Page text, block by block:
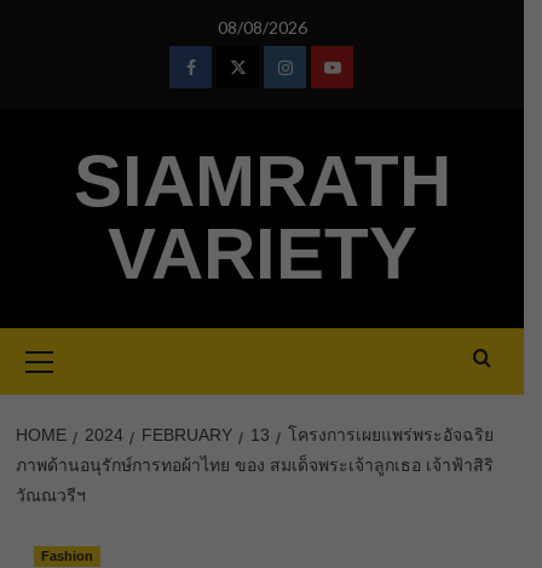
08/08/2026
FacebookTwitterInstagramYoutube
SIAMRATH
VARIETY
Menu
HOME 2024 FEBRUARY 13
โครงการเผยแพร่พระอัจฉริย
ภาพด้านอนุรักษ์การทอผ้าไทย ของ สมเด็จพระเจ้าลูกเธอ เจ้าฟ้าสิริ
วัณณวรีฯ
Fashion